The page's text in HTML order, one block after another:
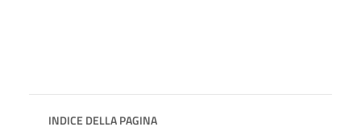
INDICE DELLA PAGINA